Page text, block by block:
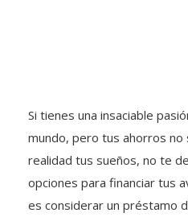
Si tienes una insaciable
mundo, pero tus ahorros
realidad tus sueños, no te
opciones para financiar tus
es considerar un préstamo